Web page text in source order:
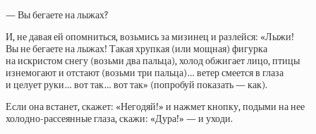
— Вы бегаете на лыжах?
И, не давая ей опомниться, возьмись за мизинец и разлейся: «Лыжи!
Вы не бегаете на лыжах! Такая хрупкая (или мощная) фигурка
на искристом снегу (возьми два пальца), холод обжигает лицо, птицы
изнемогают и отстают (возьми три пальца)… ветер смеется в глаза
и целует руки… вот так… вот так» (попробуй показать — как).
Если она встанет, скажет: «Негодяй!» и нажмет кнопку, подыми на нее
холодно-рассеянные глаза, скажи: «Дура!» — и уходи.